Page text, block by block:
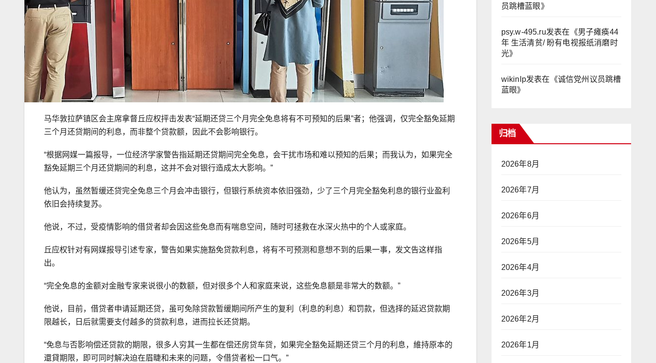
马华敦拉萨镇区会主席拿督丘应权抨击发表“延期还贷三个月完全免息将有不可预知的后果”者；他强调，仅完全豁免延期
三个月还贷期间的利息，而非整个贷款额，因此不会影响银行。
“根据网媒一篇报导，一位经济学家警告指延期还贷期间完全免息，会干扰市场和难以预知的后果；而我认为，如果完全
豁免延期三个月还贷期间的利息，这并不会对银行造成太大影响。”
他认为，虽然暂缓还贷完全免息三个月会冲击银行，但银行系统资本依旧强劲，少了三个月完全豁免利息的银行业盈利
依旧会持续复苏。
他说，不过，受疫情影响的借贷者却会因这些免息而有喘息空间，随时可拯救在水深火热中的个人或家庭。
丘应权针对有网媒报导引述专家，警告如果实施豁免贷款利息，将有不可预测和意想不到的后果一事，发文告这样指
出。
“完全免息的金额对金融专家来说很小的数额，但对很多个人和家庭来说，这些免息额是非常大的数额。”
他说，目前，借贷者申请延期还贷，虽可免除贷款暂缓期间所产生的复利（利息的利息）和罚款，但选择的延迟贷款期
限越长，日后就需要支付越多的贷款利息，进而拉长还贷期。
“免息与否影响偿还贷款的期限，很多人穷其一生都在偿还房贷车贷，如果完全豁免延期还贷三个月的利息，維持原本的
還貸期限，即可同时解决迫在眉睫和未来的问题，令借贷者松一口气。”
员跳槽蓝眼》
psy.w-495.ru发表在《男子瘫痪44
年 生活清贫/ 盼有电视报纸消磨时
光》
wikinlp发表在《诚信党州议员跳槽
蓝眼》
归档
2026年8月
2026年7月
2026年6月
2026年5月
2026年4月
2026年3月
2026年2月
2026年1月